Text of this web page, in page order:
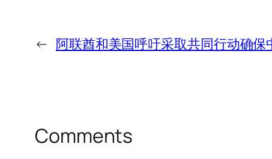
← 阿联酋和美国呼吁采取共同行动确保
Comments